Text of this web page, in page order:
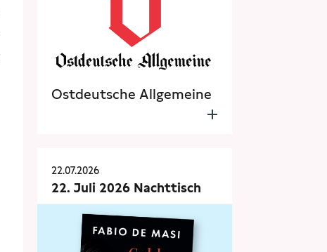
Ostdeutsche Allgemeine
22.07.2026
22. Juli 2026 Nachttisch